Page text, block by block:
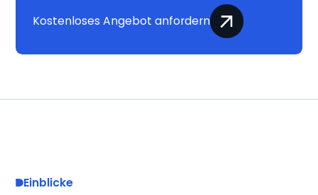
Kostenloses Angebot anfordern
Einblicke